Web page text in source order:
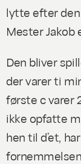
lytte efter den
Mester Jakob
Den bliver
der varer ti
første c varer
ikke opfatte
hen til d’et,